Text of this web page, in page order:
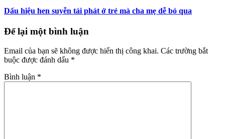
Dấu hiệu hen suyễn tái phát ở trẻ mà cha mẹ dễ bỏ qua
Để lại một bình luận
Email của bạn sẽ không được hiển thị công khai. Các trường bắt
buộc được đánh dấu *
Bình luận *